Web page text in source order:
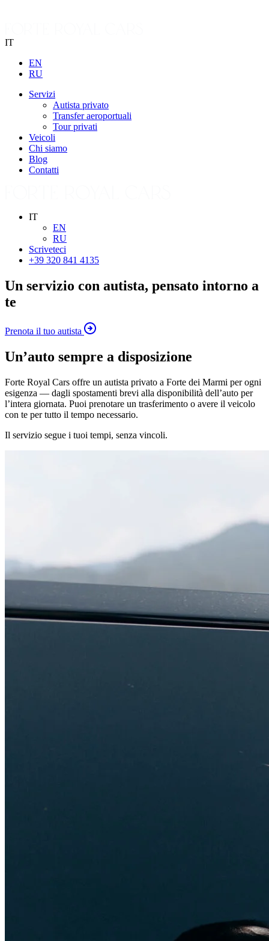
IT
EN
RU
Servizi
Autista privato
Transfer aeroportuali
Tour privati
Veicoli
Chi siamo
Blog
Contatti
IT
EN
RU
Scriveteci
+39 320 841 4135
Un servizio con autista, pensato intorno a
te
Prenota il tuo autista
Un’auto sempre a disposizione
Forte Royal Cars offre un autista privato a Forte dei Marmi per ogni
esigenza — dagli spostamenti brevi alla disponibilità dell’auto per
l’intera giornata. Puoi prenotare un trasferimento o avere il veicolo
con te per tutto il tempo necessario.
Il servizio segue i tuoi tempi, senza vincoli.